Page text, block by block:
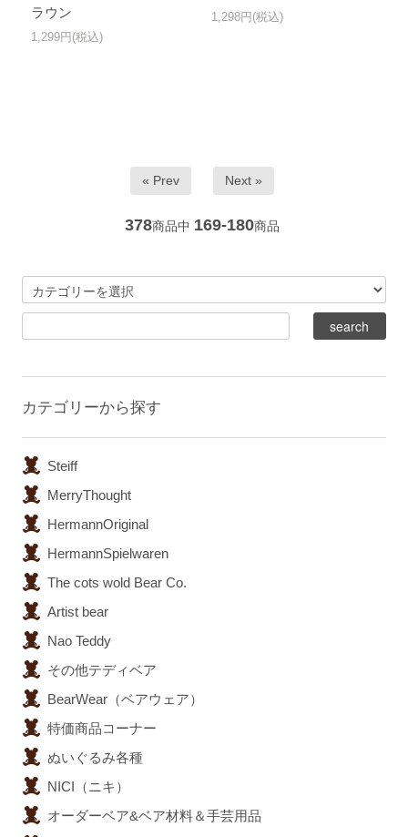
ラウン
1,299円(税込)
1,298円(税込)
« Prev Next »
378商品中 169-180商品
カテゴリーから探す
Steiff
MerryThought
HermannOriginal
HermannSpielwaren
The cots wold Bear Co.
Artist bear
Nao Teddy
その他テディベア
BearWear（ベアウェア）
特価商品コーナー
ぬいぐるみ各種
NICI（ニキ）
オーダーベア&ベア材料＆手芸用品